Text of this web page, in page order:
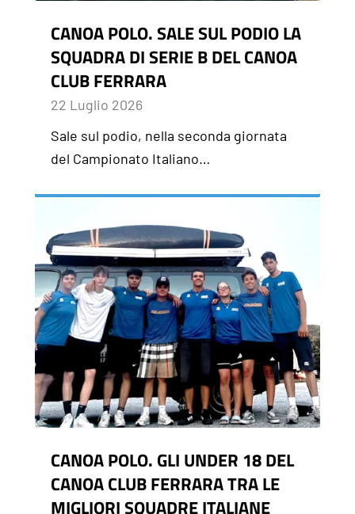
CANOA POLO. SALE SUL PODIO LA
SQUADRA DI SERIE B DEL CANOA
CLUB FERRARA
22 Luglio 2026
Sale sul podio, nella seconda giornata
del Campionato Italiano…
CANOA POLO. GLI UNDER 18 DEL
CANOA CLUB FERRARA TRA LE
MIGLIORI SQUADRE ITALIANE